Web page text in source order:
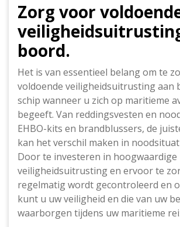
Zorg voor
boord.
Het is van essentieel belang om te
voldoende veiligheidsuitrusting aan
schip wanneer u zich op maritieme
begeeft. Van reddingsvesten en
EHBO-kits en brandblussers, de
kan het verschil maken in
Door te investeren in hoogwaardige
veiligheidsuitrusting en ervoor te
regelmatig wordt gecontroleerd en
kunt u uw veiligheid en die van uw
waarborgen tijdens uw maritieme